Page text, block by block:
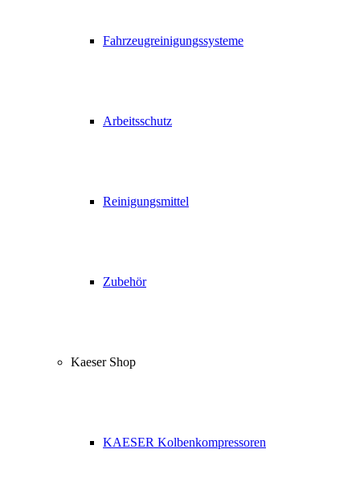
Fahrzeugreinigungssysteme
Arbeitsschutz
Reinigungsmittel
Zubehör
Kaeser Shop
KAESER Kolbenkompressoren